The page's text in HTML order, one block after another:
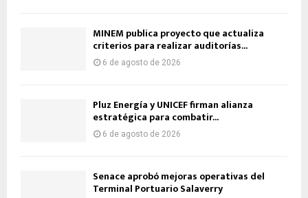
MINEM publica proyecto que actualiza
criterios para realizar auditorías...
6 de agosto de 2026
Pluz Energía y UNICEF firman alianza
estratégica para combatir...
6 de agosto de 2026
Senace aprobó mejoras operativas del
Terminal Portuario Salaverry